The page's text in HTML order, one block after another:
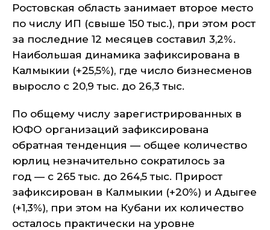
Ростовская область занимает второе место
по числу ИП (свыше 150 тыс.), при этом рост
за последние 12 месяцев составил 3,2%.
Наибольшая динамика зафиксирована в
Калмыкии (+25,5%), где число бизнесменов
выросло с 20,9 тыс. до 26,3 тыс.
По общему числу зарегистрированных в
ЮФО организаций зафиксирована
обратная тенденция — общее количество
юрлиц незначительно сократилось за
год — с 265 тыс. до 264,5 тыс. Прирост
зафиксирован в Калмыкии (+20%) и Адыгее
(+1,3%), при этом на Кубани их количество
осталось практически на уровне